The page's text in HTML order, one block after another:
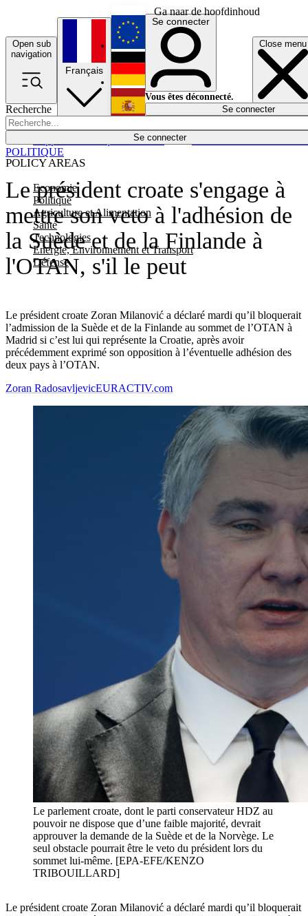
Ga naar de hoofdinhoud
Open sub
navigation
Close menu
Recherche
Se connecter
POLICY AREAS
Economie
Politique
Agriculture et Alimentation
Santé
Technologies
Energie, Environnement et Transport
Défense
Économie
Français
English
Deutsch
Español
Se connecter
Vous êtes déconnecté.
Se connecter
Le président croate s'engage à
mettre son veto à l'adhésion de
la Suède et de la Finlande à
l'OTAN, s'il le peut
Le président croate Zoran Milanović a déclaré mardi qu’il bloquerait
l’admission de la Suède et de la Finlande au sommet de l’OTAN à
Madrid si c’est lui qui représente la Croatie, après avoir
précédemment exprimé son opposition à l’éventuelle adhésion des
deux pays à l’OTAN.
POLITIQUE
Zoran RadosavljevicEURACTIV.com
Le parlement croate, dont le parti conservateur HDZ au
pouvoir ne dispose que d’une faible majorité, devrait
approuver la demande de la Suède et de la Norvège. Le
seul obstacle pourrait être le veto du président lors du
sommet lui-même. [EPA-EFE/KENZO
TRIBOUILLARD]
Le président croate Zoran Milanović a déclaré mardi qu’il bloquerait